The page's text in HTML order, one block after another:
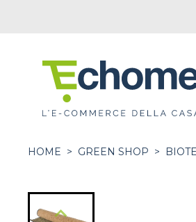
HOME > GREEN SHOP >